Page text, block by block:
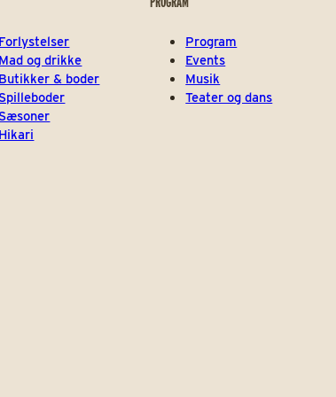
Forlystelser
Mad og drikke
Butikker & boder
Spilleboder
Sæsoner
Hikari
Program
Events
Musik
Teater og dans